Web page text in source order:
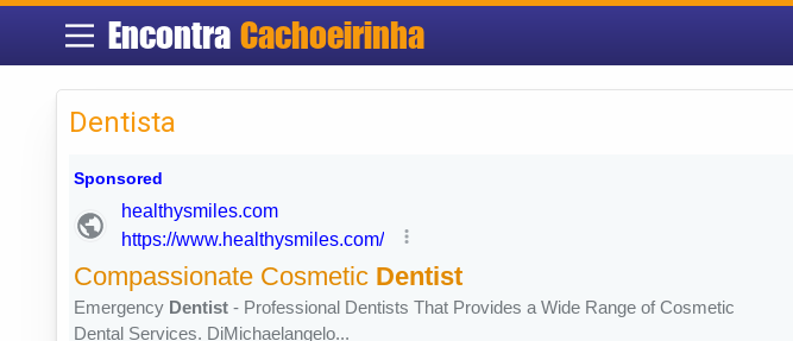
Encontra Cachoeirinha
Dentista